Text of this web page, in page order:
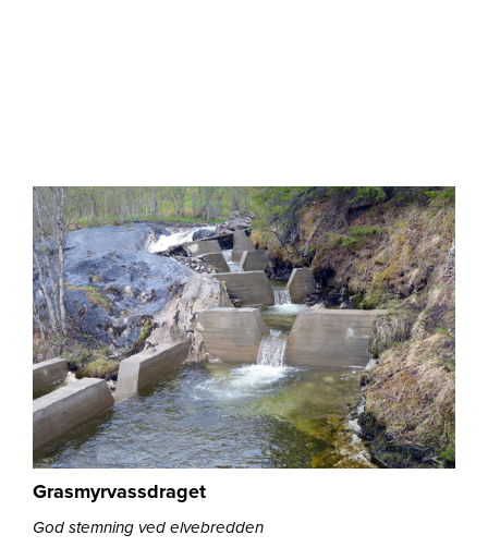
Grasmyrvassdraget
God stemning ved elvebredden